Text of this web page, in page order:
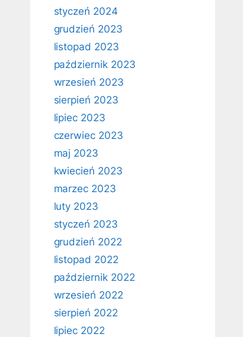
styczeń 2024
grudzień 2023
listopad 2023
październik 2023
wrzesień 2023
sierpień 2023
lipiec 2023
czerwiec 2023
maj 2023
kwiecień 2023
marzec 2023
luty 2023
styczeń 2023
grudzień 2022
listopad 2022
październik 2022
wrzesień 2022
sierpień 2022
lipiec 2022